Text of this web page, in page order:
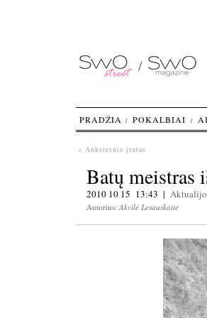
« Ankstesnis įrašas
Batų meistras
2010 10 15 13:43 |
Autorius:Akvilė Lesauskaitė
PRADŽIA POKALBIAI